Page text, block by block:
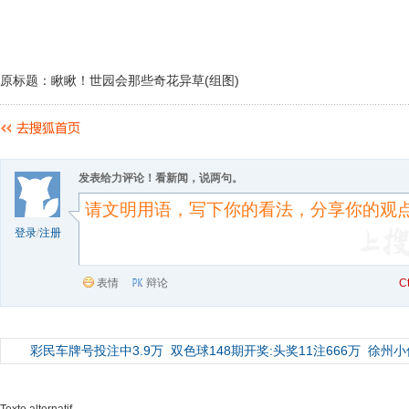
原标题：瞅瞅！世园会那些奇花异草(组图)
登录/注册
发表给力评论！看新闻，说两句。
表情 辩论
彩民车牌号投注中3.9万 双色球148期开奖:头奖11注666万 徐州